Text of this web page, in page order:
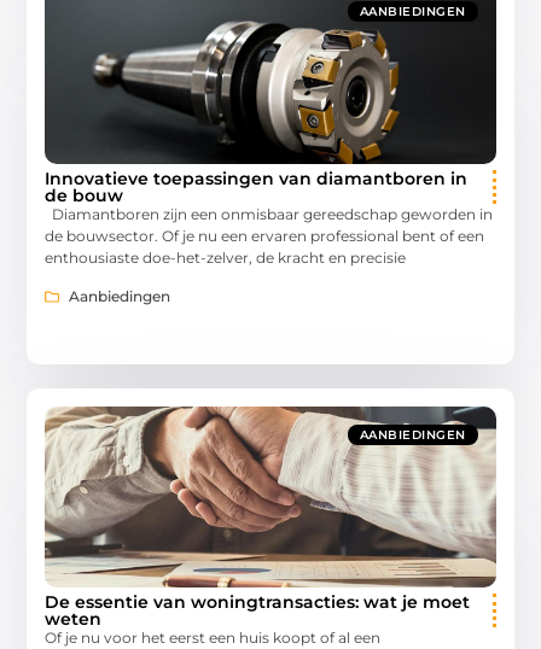
AANBIEDINGEN
Innovatieve toepassingen van diamantboren in
de bouw
Diamantboren zijn een onmisbaar gereedschap geworden in
de bouwsector. Of je nu een ervaren professional bent of een
enthousiaste doe-het-zelver, de kracht en precisie
Aanbiedingen
AANBIEDINGEN
De essentie van woningtransacties: wat je moet
weten
Of je nu voor het eerst een huis koopt of al een